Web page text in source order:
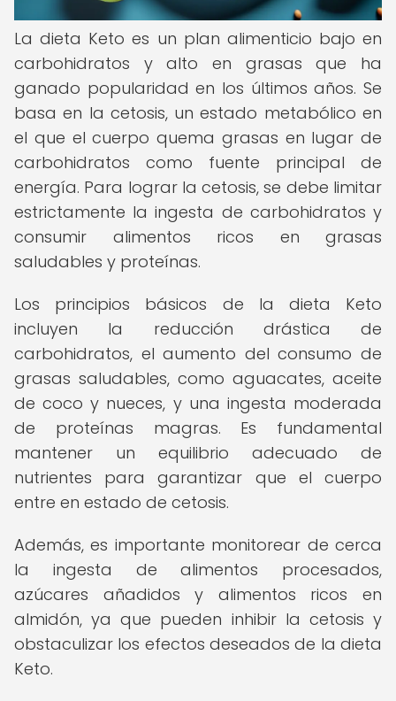
La dieta Keto es un plan alimenticio bajo en
carbohidratos y alto en grasas que ha
ganado popularidad en los últimos años. Se
basa en la cetosis, un estado metabólico en
el que el cuerpo quema grasas en lugar de
carbohidratos como fuente principal de
energía. Para lograr la cetosis, se debe limitar
estrictamente la ingesta de carbohidratos y
consumir alimentos ricos en grasas
saludables y proteínas.
Los principios básicos de la dieta Keto
incluyen la reducción drástica de
carbohidratos, el aumento del consumo de
grasas saludables, como aguacates, aceite
de coco y nueces, y una ingesta moderada
de proteínas magras. Es fundamental
mantener un equilibrio adecuado de
nutrientes para garantizar que el cuerpo
entre en estado de cetosis.
Además, es importante monitorear de cerca
la ingesta de alimentos procesados,
azúcares añadidos y alimentos ricos en
almidón, ya que pueden inhibir la cetosis y
obstaculizar los efectos deseados de la dieta
Keto.